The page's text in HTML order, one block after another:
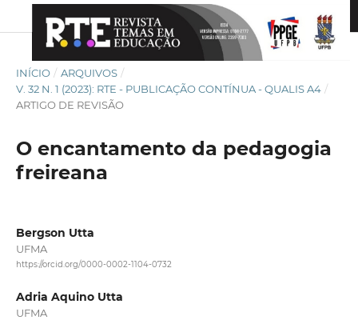
INÍCIO / ARQUIVOS /
V. 32 N. 1 (2023): RTE - PUBLICAÇÃO CONTÍNUA - QUALIS A4 /
ARTIGO DE REVISÃO
O encantamento da pedagogia
freireana
Bergson Utta
UFMA
https://orcid.org/0000-0002-1104-0732
Adria Aquino Utta
UFMA